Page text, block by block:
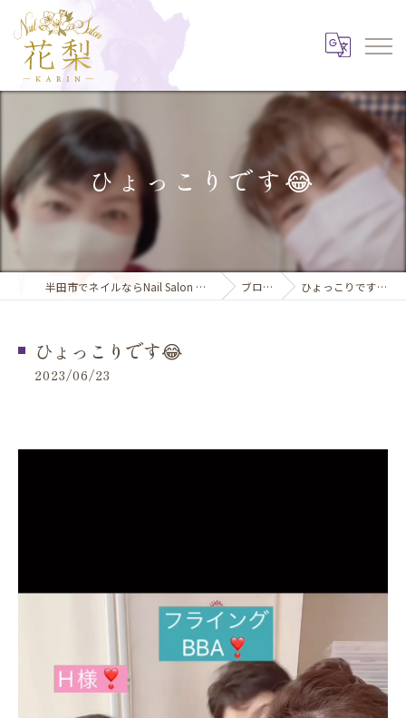
ひょっこりです😂
半田市でネイルならNail Salon 花梨 ブログ ひょっこりです😂
ひょっこりです😂
2023/06/23